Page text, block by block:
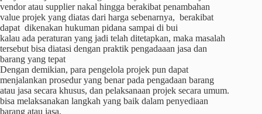
vendor atau supplier nakal hingga berakibat penambahan
value projek yang diatas dari harga sebenarnya, berakibat
dapat dikenakan hukuman pidana sampai di bui
kalau ada peraturan yang jadi telah ditetapkan, maka masalah
tersebut bisa diatasi dengan praktik pengadaaan jasa dan
barang yang tepat
Dengan demikian, para pengelola projek pun dapat
menjalankan prosedur yang benar pada pengadaan barang
atau jasa secara khusus, dan pelaksanaan projek secara umum.
bisa melaksanakan langkah yang baik dalam penyediaan
barang atau jasa.